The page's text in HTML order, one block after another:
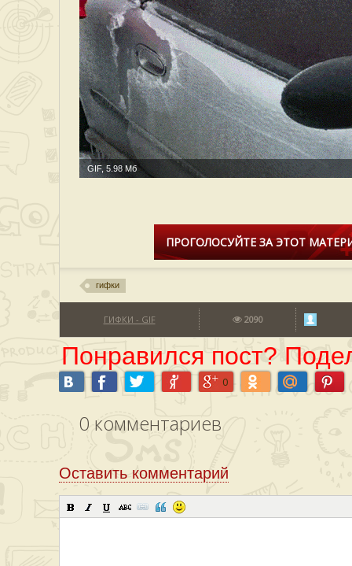
GIF, 5.98 Мб
ПРОГОЛОСУЙТЕ ЗА ЭТОТ
гифки
ГИФКИ - GIF 2090
Понравился пост?
0
0 комментариев
Оставить комментарий